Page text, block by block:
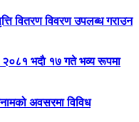
वितरण विवरण उपलब्ध गराउन
भदाै १७ गते भव्य रूपमा
अवसरमा विविध